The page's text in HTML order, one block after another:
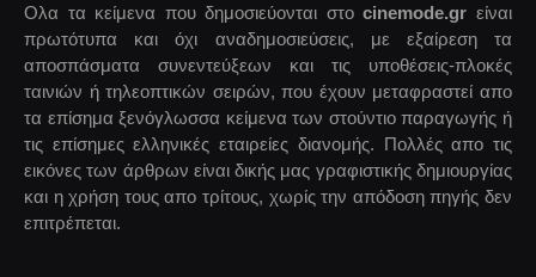
Ολα τα κείμενα που δημοσιεύονται στοcinemode.gr είναι
πρωτότυπα και όχι αναδημοσιεύσεις, με εξαίρεση τα
αποσπάσματα συνεντεύξεων και τις υποθέσεις-πλοκές
ταινιών ή τηλεοπτικών σειρών, που έχουν μεταφραστεί απο
τα επίσημα ξενόγλωσσα κείμενα των στούντιο παραγωγής ή
τις επίσημες ελληνικές εταιρείες διανομής. Πολλές απο τις
εικόνες των άρθρων είναι δικής μας γραφιστικής δημιουργίας
και η χρήση τους απο τρίτους, χωρίς την απόδοση πηγής δεν
επιτρέπεται.